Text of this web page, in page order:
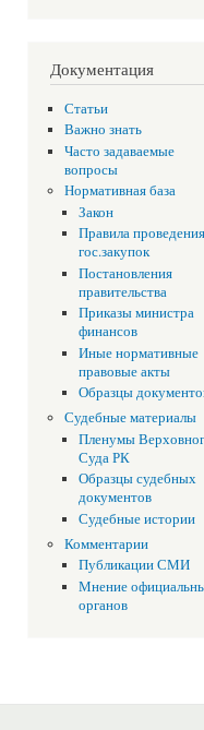
Документация
Статьи
Важно знать
Часто задаваемые
вопросы
Нормативная база
Закон
Правила проведения
гос.закупок
Постановления
правительства
Приказы министра
финансов
Иные нормативные
правовые акты
Образцы
Судебные материалы
Пленумы
Суда РК
Образцы судебных
документов
Судебные истории
Комментарии
Публикации СМИ
Мнение
органов